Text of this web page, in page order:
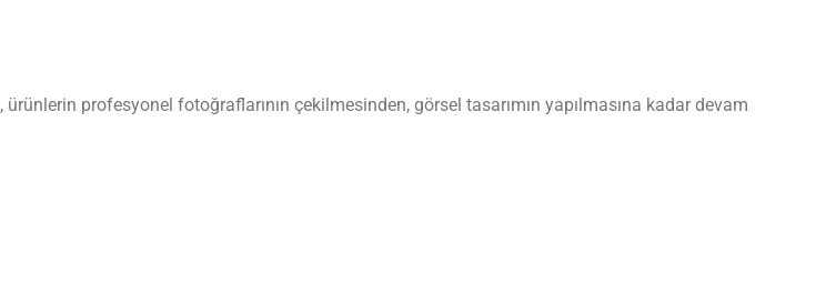
profesyonel fotoğraflarının çekilmesinden, görsel tasarımın yapılmasına kadar devam